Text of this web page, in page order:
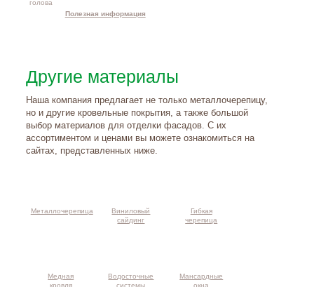
Полезная информация
Другие материалы
Наша компания предлагает не только металлочерепицу,
но и другие кровельные покрытия, а также большой
выбор материалов для отделки фасадов. С их
ассортиментом и ценами вы можете ознакомиться на
сайтах, представленных ниже.
Металлочерепица
Виниловый
сайдинг
Гибкая
черепица
Медная
кровля
Водосточные
системы
Мансардные
окна